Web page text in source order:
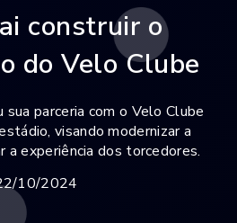
construir o
do Velo Clube
parceria com o Velo Clube
visando modernizar a
a experiência dos torcedores.
10/2024